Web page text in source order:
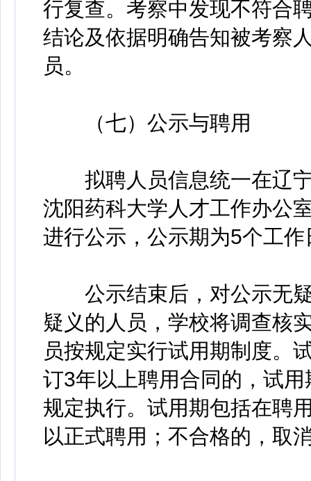
行复查。考察中发现不符合
结论及依据明确告知被考察
员。
（七）公示与聘用
拟聘人员信息统一在辽宁
沈阳药科大学人才工作办公
进行公示，公示期为5个工作
公示结束后，对公示无疑
疑义的人员，学校将调查核
员按规定实行试用期制度。
订3年以上聘用合同的，试
规定执行。试用期包括在聘
以正式聘用；不合格的，取